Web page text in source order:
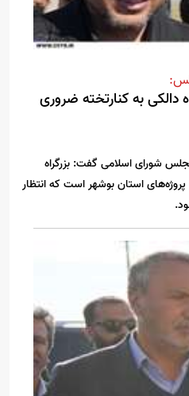
دالکی به کنارتخته ضروری
شورای اسلامی گفت: بزرگراه
پروژه‌های استان بوشهر است که انتظار